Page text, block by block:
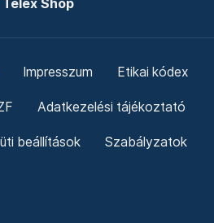
Telex Shop
Impresszum Etikai kódex
Adatkezelési tájékoztató
beállítások Szabályzatok